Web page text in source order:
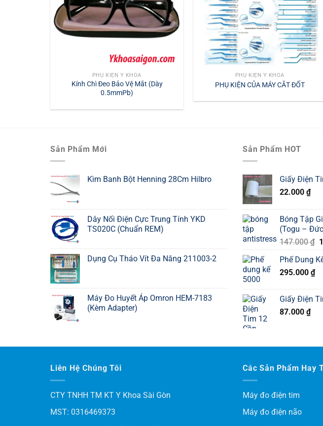
PHỤ KIỆN Y KHOA
Kính Chì Đeo Bảo Vệ Mắt (Dày
0.5mmPb)
PHỤ KIỆN Y KHOA
PHỤ KIỆN CỦA MÁY CẮT ĐỐT
Sản Phẩm Mới
Kìm Banh Bột Henning 28Cm Hilbro
Dây Nối Điện Cực Trung Tính YKD
TS020C (Chuẩn REM)
Dụng Cụ Tháo Vít Đa Năng 211003-2
Máy Đo Huyết Áp Omron HEM-7183
(Kèm Adapter)
Sản Phẩm HOT
Giấy Điện
22.000 ₫
Bóng Tập
(Togu –
147.000₫
Phế Dung
295.000 ₫
Giấy Điện
87.000 ₫
Liên Hệ Chúng Tôi
CTY TNHH TM KT Y Khoa Sài Gòn
MST: 0316469373
Các Sản Phẩm Hay
Máy đo điện tim
Máy đo điện não